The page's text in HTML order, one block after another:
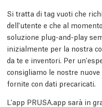
Si tratta di tag vuoti che
dell'utente e che al
soluzione plug-and-play
inizialmente per la nostra
da te e inventori. Per
consigliamo le nostre
fornite con dati precaricati.
L'app PRUSA.app sarà in